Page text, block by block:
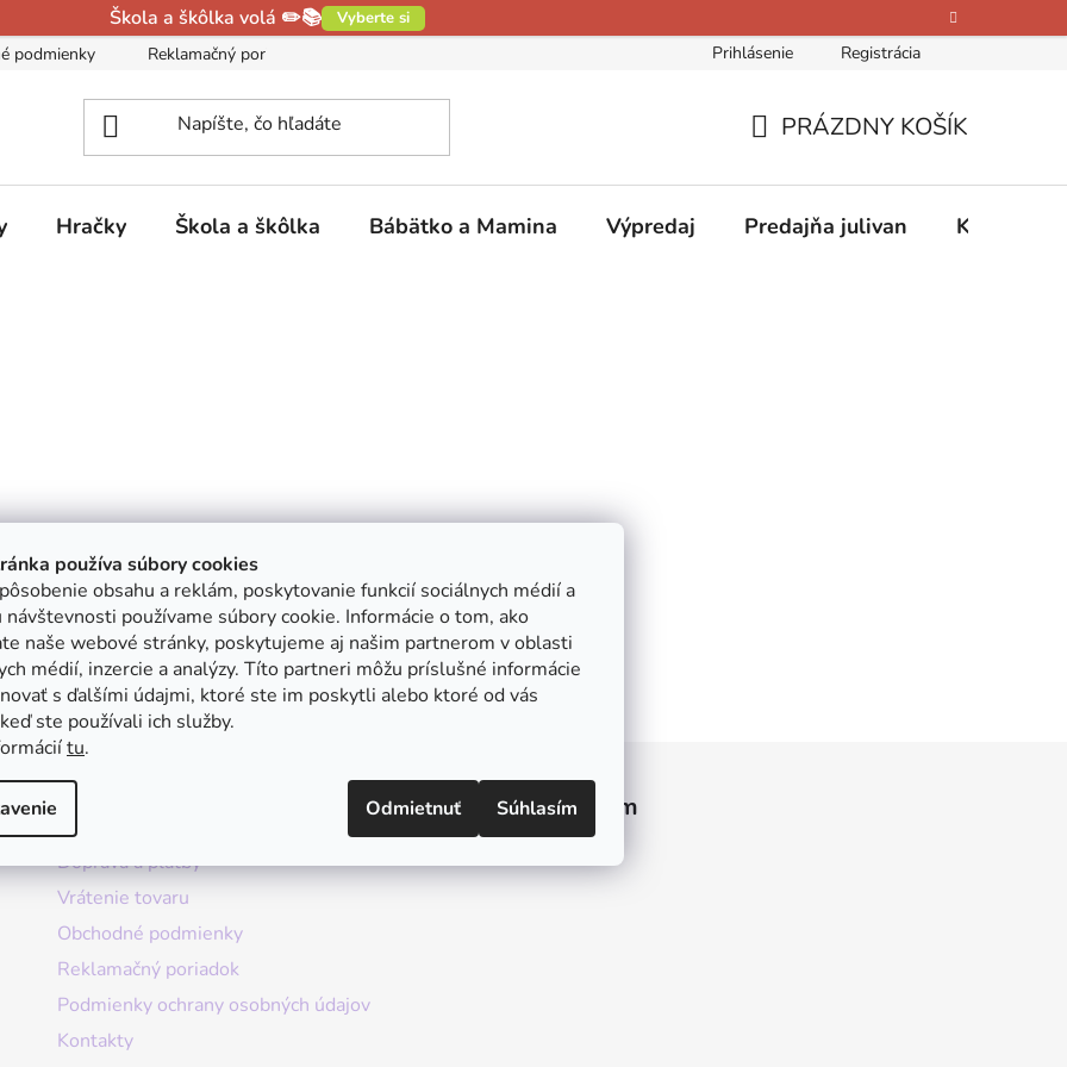
používa súbory cookies
obsahu a reklám, poskytovanie funkcií sociálnych médií a
návštevnosti používame súbory cookie. Informácie o tom, ako
naše webové stránky, poskytujeme aj našim partnerom v oblasti
médií, inzercie a analýzy. Títo partneri môžu príslušné informácie
s ďalšími údajmi, ktoré ste im poskytli alebo ktoré od vás
ste používali ich služby.
tu.
Odmietnuť Súhlasím
Škola a škôlka volá ✏️📚 Vyberte si
podmienky Reklamačný poriadok Kontakty O nás Hodnotenie obchodu
Prihlásenie Registrácia
KOŠÍK
PRÁZDNY KOŠÍK
Hračky Škola a škôlka Bábätko a Mamina Výpredaj Predajňa julivan Kontakty
Doprava a platby
Vrátenie tovaru
Obchodné podmienky
Reklamačný poriadok
Podmienky ochrany osobných údajov
Kontakty
Instagram